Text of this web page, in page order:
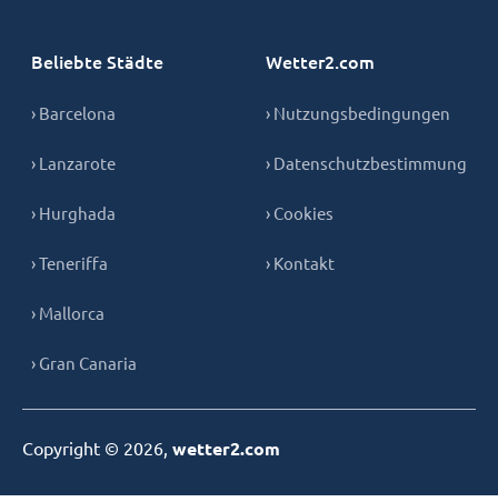
Beliebte Städte
› Barcelona
› Lanzarote
› Hurghada
› Teneriffa
› Mallorca
› Gran Canaria
Wetter2.com
› Nutzungsbedingungen
› Datenschutzbestimmung
› Cookies
› Kontakt
Copyright © 2026, wetter2.com